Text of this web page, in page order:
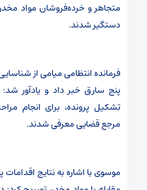
متجاهر و خرده‌فروشان مواد
دستگیر شدند.
فرمانده انتظامی میامی از
پنج سارق خبر داد و یادآور شد:
تشکیل پرونده، برای انجام
مرجع قضایی معرفی شدند.
موسوی با اشاره به نتایج